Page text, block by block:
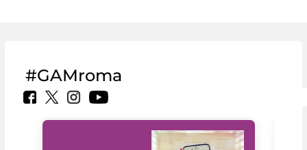
#GAMroma